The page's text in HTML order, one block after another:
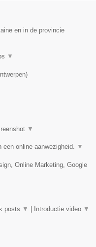
en in de provincie
▼
)
▼
een online aanwezigheid. ▼
Online Marketing, Google
posts ▼ Introductie video ▼